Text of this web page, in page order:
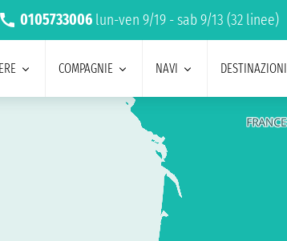
0105733006 lun-ven 9/19 - sab 9/13 (32 linee)
COMPAGNIE NAVI DESTINAZIONI